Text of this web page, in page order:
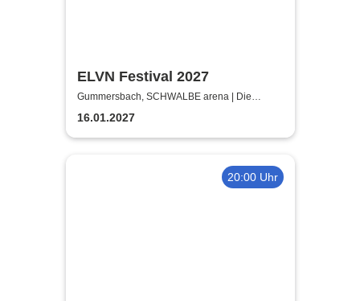
ELVN Festival 2027
Gummersbach, SCHWALBE arena | Die
Schwalbe Arena Gummersbach
16.01.2027
20:00 Uhr